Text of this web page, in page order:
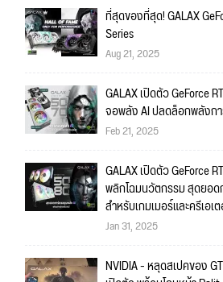
ที่สุดของที่สุด! GALAX
Series
Aug 21, 2025
GALAX เปิดตัว GeForce
จอพลัง AI ปลดล็อกพลังก
Feb 21, 2025
GALAX เปิดตัว GeForce
พลิกโฉมนวัตกรรม สุดยอ
สำหรับเกมเมอร์และครีเอเ
Jan 31, 2025
NVIDIA - หลุดสเปคของ